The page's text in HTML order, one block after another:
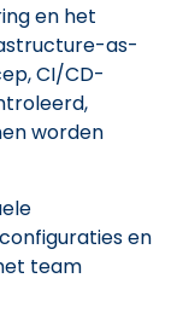
en het
as-
CI/CD-
worden
en
team